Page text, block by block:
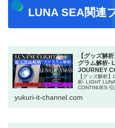
LUNA SEA関連
【グッズ解
グラム解析-
JOURNEY
【グッズ解析
析- LIGHT
CONTINUES-
yukuri-it-channel.com